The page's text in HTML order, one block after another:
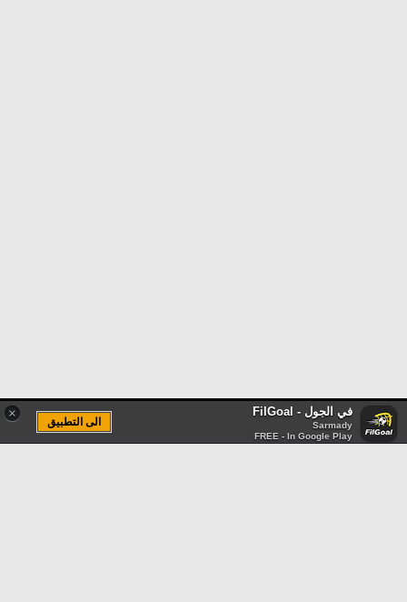
× في الجول - FilGoal
Sarmady
FREE - In Google Play
الى التطبيق